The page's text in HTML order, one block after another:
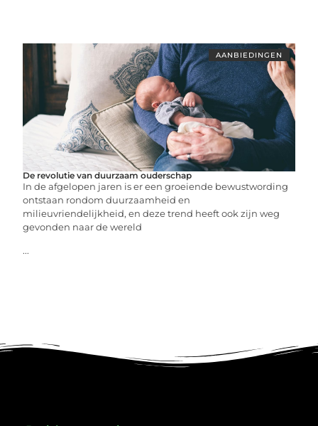
AANBIEDINGEN
De revolutie van duurzaam ouderschap
In de afgelopen jaren is er een groeiende bewustwording
ontstaan rondom duurzaamheid en
milieuvriendelijkheid, en deze trend heeft ook zijn weg
gevonden naar de wereld
...